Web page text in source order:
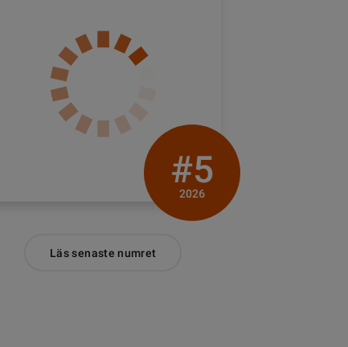
#5
2026
Läs senaste numret